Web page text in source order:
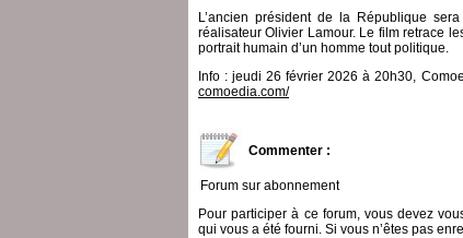
L’ancien président de la République
réalisateur Olivier Lamour. Le film retrace
portrait humain d’un homme tout politique.
Info : jeudi 26 février 2026 à 20h30,
comoedia.com/
Commenter :
Forum sur abonnement
Pour participer à ce forum, vous devez
qui vous a été fourni. Si vous n’êtes pas